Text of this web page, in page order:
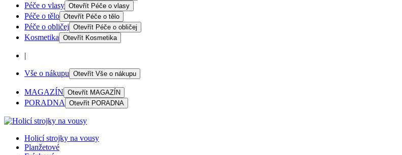
Péče o vlasy Otevřít Péče o vlasy
Péče o tělo Otevřít Péče o tělo
Péče o obličej Otevřít Péče o obličej
Kosmetika Otevřít Kosmetika
|
Vše o nákupu Otevřít Vše o nákupu
MAGAZÍN Otevřít MAGAZÍN
PORADNA Otevřít PORADNA
Holicí strojky na vousy
Planžetové